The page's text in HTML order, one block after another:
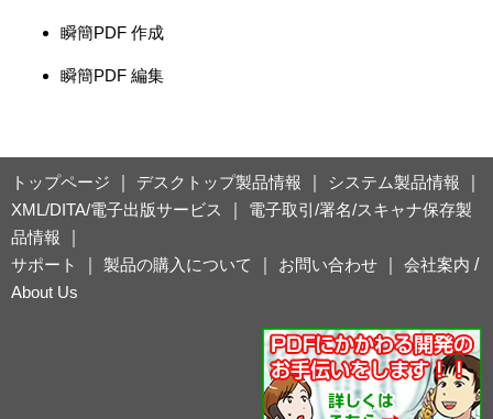
瞬簡PDF 作成
瞬簡PDF 編集
トップページ デスクトップ製品情報 システム製品情報
XML/DITA/電子出版サービス
電子取引/署名/スキャナ保存製
品情報
サポート
製品の購入について お問い合わせ 会社案内 /
About Us